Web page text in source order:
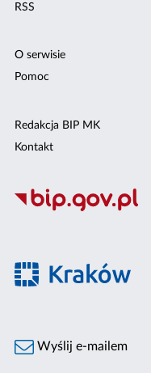
RSS
O serwisie
Pomoc
Redakcja BIP MK
Kontakt
Wyślij e-mailem